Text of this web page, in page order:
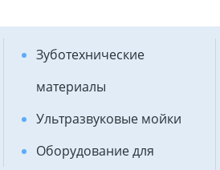
Зуботехнические
материалы
Ультразвуковые мойки
Оборудование для